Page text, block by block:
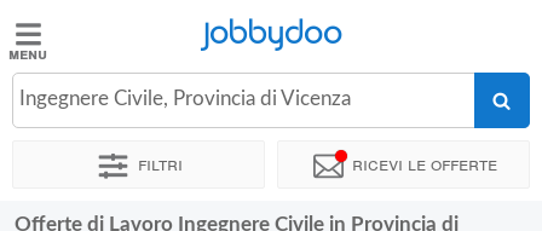
Jobbydoo
Offerte
Jobbydoo
Ingegnere Civile, Provincia di Vicenza
Filtri Ricevi le offerte
Offerte di Lavoro Ingegnere Civile in Provincia di